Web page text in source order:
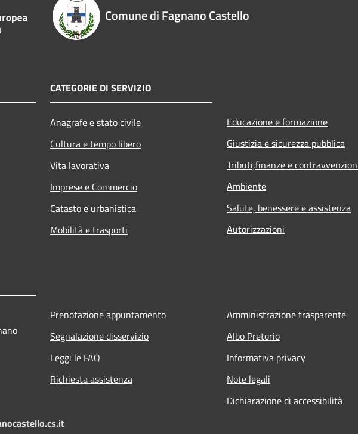
Comune di Fagnano Castello
CATEGORIE DI SERVIZIO
Anagrafe e stato civile
Cultura e tempo libero
Vita lavorativa
Imprese e Commercio
Catasto e urbanistica
Mobilità e trasporti
Educazione e formazione
Giustizia e sicurezza pubblica
Tributi,finanze e
Ambiente
Salute, benessere e assistenza
Autorizzazioni
Prenotazione appuntamento
Segnalazione disservizio
Leggi le FAQ
Richiesta assistenza
Amministrazione trasparente
Albo Pretorio
Informativa privacy
Note legali
Dichiarazione di accessibilità